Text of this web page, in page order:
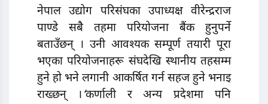
नेपाल उद्योग परिसंघका उपाध्यक्ष वीरेन्द्रराज
पाण्डे सबै तहमा परियाेजना बैंक हुनुपर्ने
बताउँछन् । उनी आवश्यक सम्पूर्ण तयारी पूरा
भएका परियोजनाहरू संघदेखि स्थानीय तहसम्म
हुने हाे भने लगानी आकर्षित गर्न सहज हुने भनाइ
राख्छन् । ‘कर्णाली र अन्य प्रदेशमा पनि